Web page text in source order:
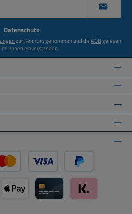
Datenschutz
zur Kenntnis genommen und dieAGBgelesen
mit ihnen einverstanden.
Kredit- oder Debitkarte über PayPal
Später Bezahlen